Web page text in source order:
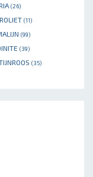
(26)
(11)
(99)
(39)
(35)